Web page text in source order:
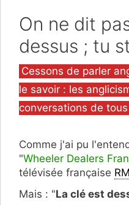
On ne dit
dessus ; tu
Catégories
Cessons de parler
le savoir : les
conversations de
Comme j'ai pu
"Wheeler Dealers
télévisée française
Mais : "La clé est